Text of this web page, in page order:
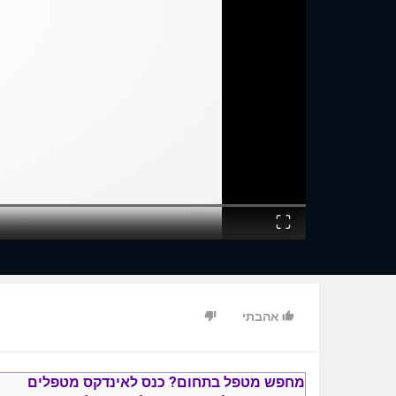
אהבתי
מחפש מטפל בתחום? כנס לאינדקס מטפלים